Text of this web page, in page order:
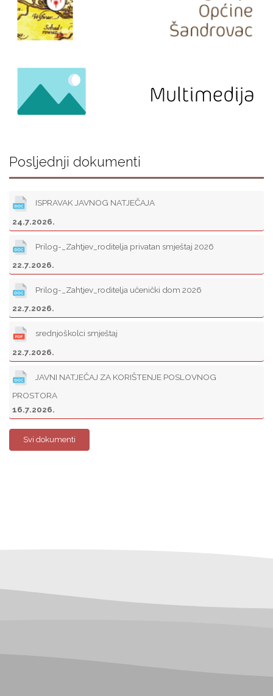
Posljednji dokumenti
ISPRAVAK JAVNOG NATJEČAJA
24.7.2026.
Prilog-_Zahtjev_roditelja privatan smještaj 2026
22.7.2026.
Prilog-_Zahtjev_roditelja učenički dom 2026
22.7.2026.
srednjoškolci smještaj
22.7.2026.
JAVNI NATJEČAJ ZA KORIŠTENJE POSLOVNOG
PROSTORA
16.7.2026.
Svi dokumenti